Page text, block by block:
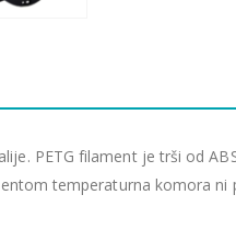
PETG filament je trši od
temperaturna komora ni